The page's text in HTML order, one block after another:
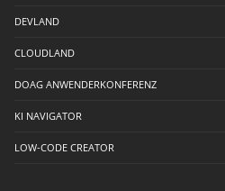
DEVLAND
CLOUDLAND
DOAG ANWENDERKONFERENZ
KI NAVIGATOR
LOW-CODE CREATOR